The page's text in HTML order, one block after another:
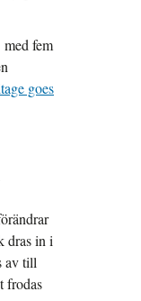
fem
goes
dras in i
av till
frodas